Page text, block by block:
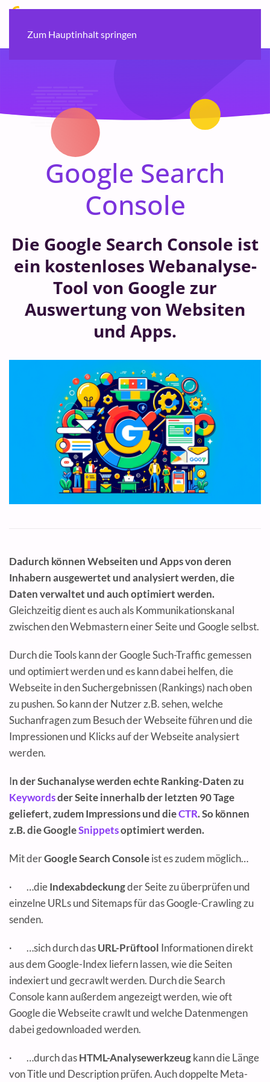
Zum Hauptinhalt springen
Google Search
Console
Die Google Search Console ist
ein kostenloses Webanalyse-
Tool von Google zur
Auswertung von Websiten
und Apps.
Dadurch können Webseiten und Apps von deren
Inhabern ausgewertet und analysiert werden, die
Daten verwaltet und auch optimiert werden.
Gleichzeitig dient es auch als Kommunikationskanal
zwischen den Webmastern einer Seite und Google selbst.
Durch die Tools kann der Google Such-Traffic gemessen
und optimiert werden und es kann dabei helfen, die
Webseite in den Suchergebnissen (Rankings) nach oben
zu pushen. So kann der Nutzer z.B. sehen, welche
Suchanfragen zum Besuch der Webseite führen und die
Impressionen und Klicks auf der Webseite analysiert
werden.
In der Suchanalyse werden echte Ranking-Daten zu
Keywordsder Seite innerhalb der letzten 90 Tage
geliefert, zudem Impressions und dieCTR. So können
z.B. die GoogleSnippetsoptimiert werden.
Mit derGoogle Search Consoleist es zudem möglich…
· …dieIndexabdeckungder Seite zu überprüfen und
einzelne URLs und Sitemaps für das Google-Crawling zu
senden.
· …sich durch dasURL-Prüftool Informationen direkt
aus dem Google-Index liefern lassen, wie die Seiten
indexiert und gecrawlt werden. Durch die Search
Console kann außerdem angezeigt werden, wie oft
Google die Webseite crawlt und welche Datenmengen
dabei gedownloaded werden.
· …durch dasHTML-Analysewerkzeugkann die Länge
von Title und Description prüfen. Auch doppelte Meta-